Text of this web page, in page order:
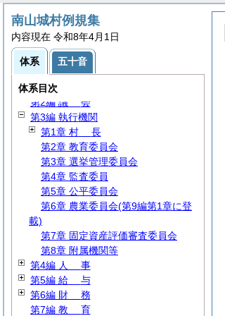
南山城村例規集
内容現在 令和8年4月1日
体系 五十音
体系目次
第1編
第2編 議 会
第3編 執行機関
第1章 村 長
第2章 教育委員会
第3章 選挙管理委員会
第4章 監査委員
第5章 公平委員会
第6章 農業委員会(第9編第1章に登
載)
第7章 固定資産評価審査委員会
第8章 附属機関等
第4編 人 事
第5編 給 与
第6編 財 務
第7編 教 育